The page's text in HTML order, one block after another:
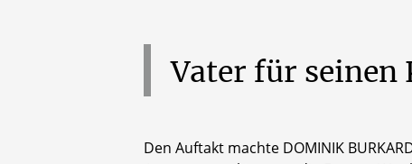
Vater für seinen
Den Auftakt machte DOMINIK